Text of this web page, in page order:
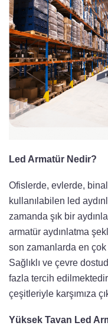
Led Armatür Nedir?
Ofislerde, evlerde,
kullanılabilen led
zamanda şık bir
armatür aydınlatma
son zamanlarda en çok
Sağlıklı ve çevre
fazla tercih
çeşitleriyle karşımıza
Yüksek Tavan Led